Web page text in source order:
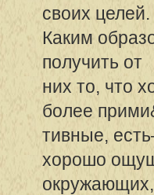
своих целей.
Каким
получить от
них то, что
более
тивные,
хорошо
окружающих,